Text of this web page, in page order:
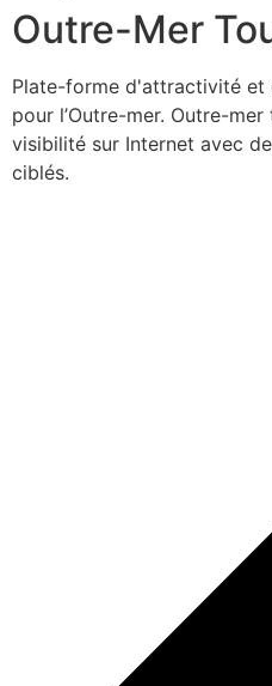
Outre-Mer
Plate-forme d'attractivité
pour l’Outre-mer. Outre-
visibilité sur Internet avec
ciblés.